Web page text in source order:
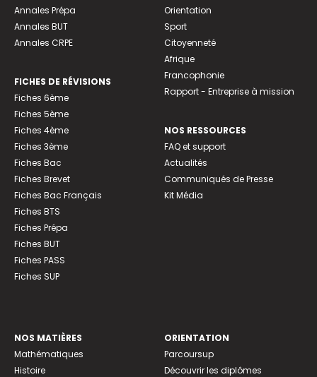
Annales Prépa
Annales BUT
Annales CRPE
FICHES DE RÉVISIONS
Fiches 6ème
Fiches 5ème
Fiches 4ème
Fiches 3ème
Fiches Bac
Fiches Brevet
Fiches Bac Français
Fiches BTS
Fiches Prépa
Fiches BUT
Fiches PASS
Fiches SUP
Orientation
Sport
Citoyenneté
Afrique
Francophonie
Rapport - Entreprise à mission
NOS RESSOURCES
FAQ et support
Actualités
Communiqués de Presse
Kit Média
NOS MATIÈRES
Mathématiques
Histoire
ORIENTATION
Parcoursup
Découvrir les diplômes